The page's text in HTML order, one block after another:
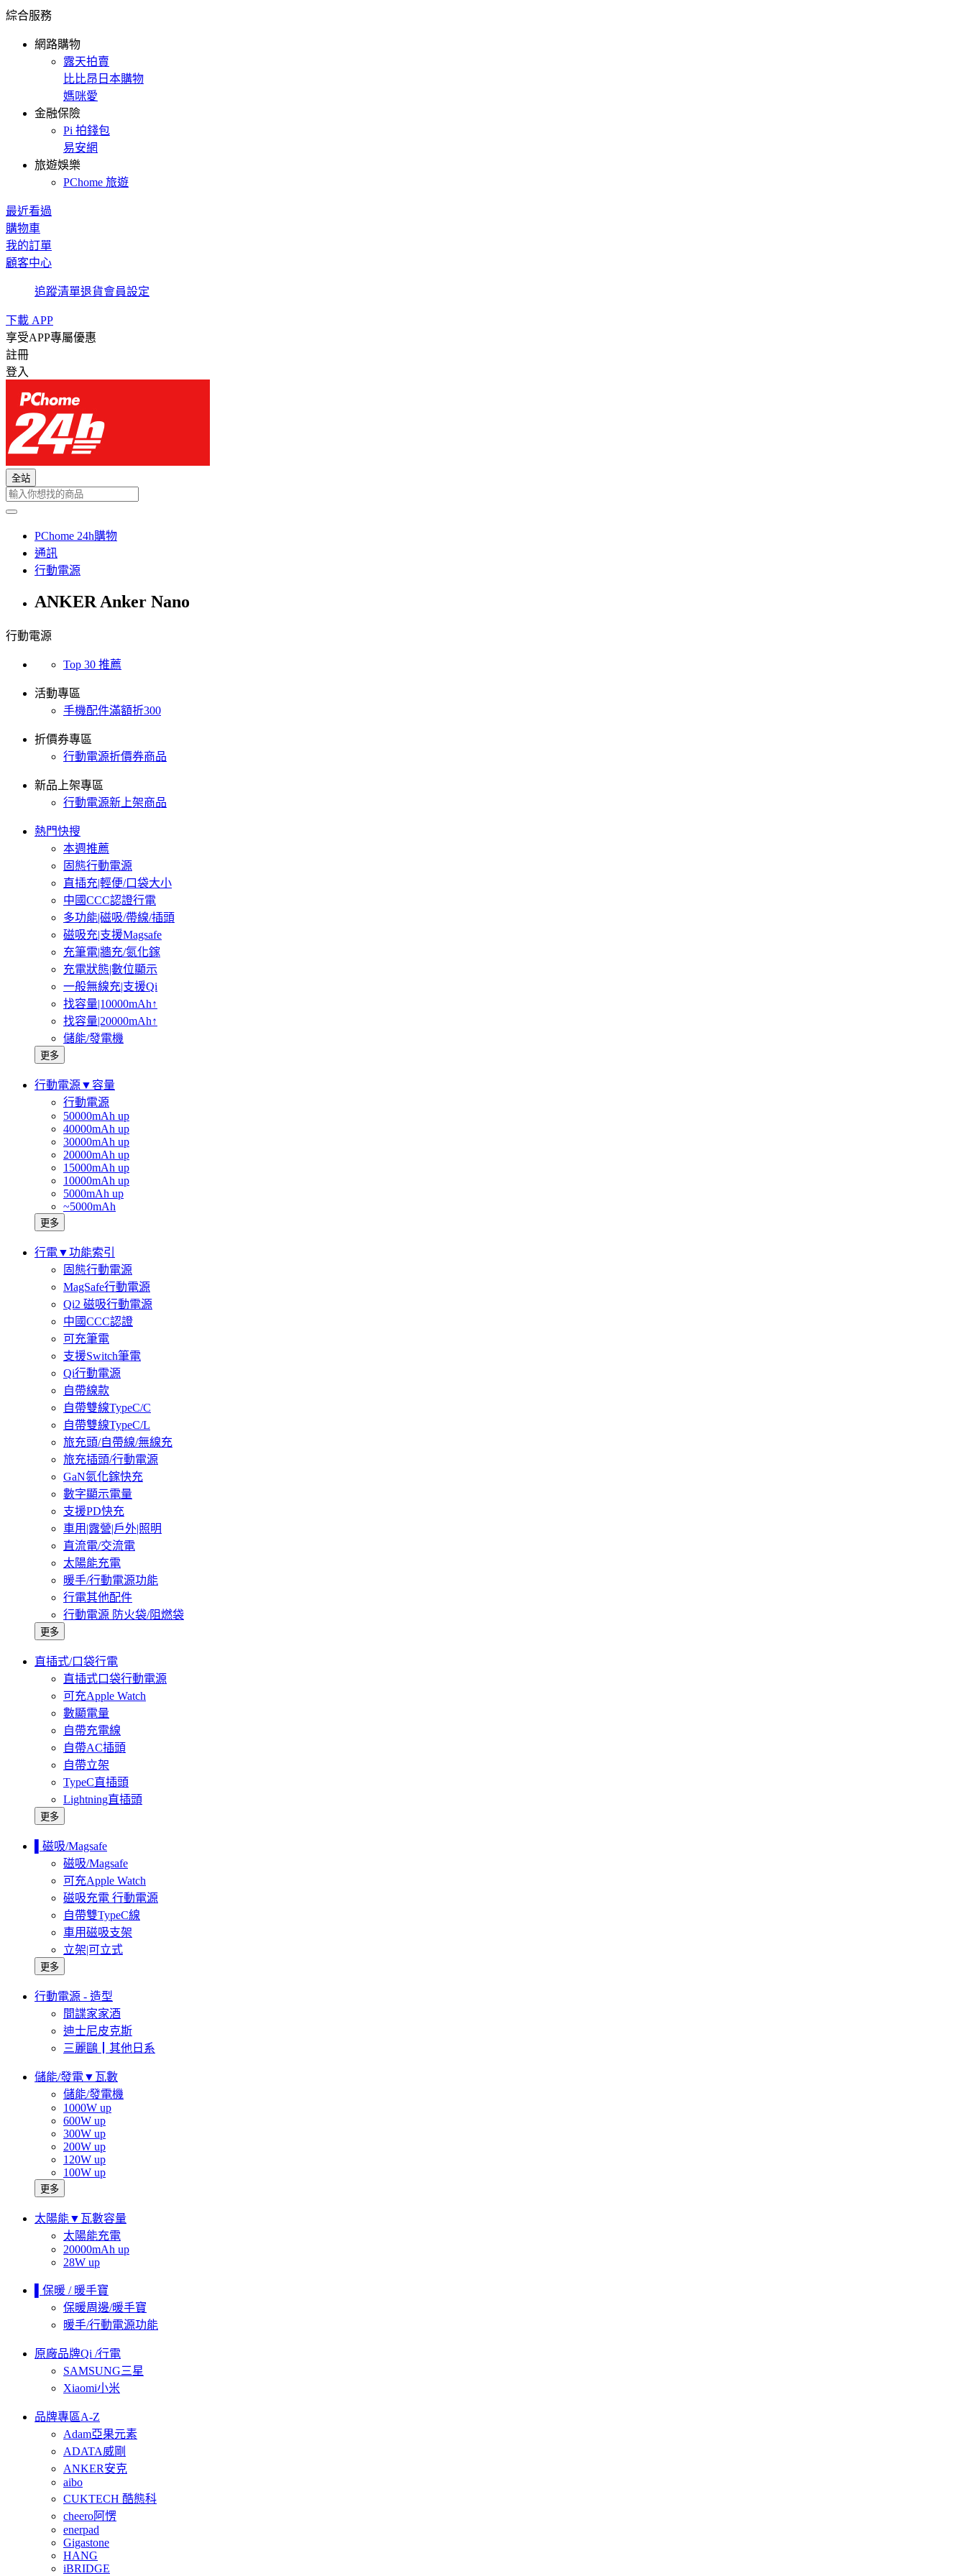
綜合服務
網路購物
露天拍賣
比比昂日本購物
媽咪愛
金融保險
Pi 拍錢包
易安網
旅遊娛樂
PChome 旅遊
最近看過
購物車
我的訂單
顧客中心
追蹤清單退貨會員設定
下載 APP
享受APP專屬優惠
註冊
登入
全站
PChome 24h購物
通訊
行動電源
ANKER Anker Nano
行動電源
Top 30 推薦
活動專區
手機配件滿額折300
折價券專區
行動電源折價券商品
新品上架專區
行動電源新上架商品
熱門快搜
本週推薦
固態行動電源
直插充|輕便/口袋大小
中國CCC認證行電
多功能|磁吸/帶線/插頭
磁吸充|支援Magsafe
充筆電|牆充/氮化鎵
充電狀態|數位顯示
一般無線充|支援Qi
找容量|10000mAh↑
找容量|20000mAh↑
儲能/發電機
更多
行動電源▼容量
行動電源
50000mAh up
40000mAh up
30000mAh up
20000mAh up
15000mAh up
10000mAh up
5000mAh up
~5000mAh
更多
行電▼功能索引
固態行動電源
MagSafe行動電源
Qi2 磁吸行動電源
中國CCC認證
可充筆電
支援Switch筆電
Qi行動電源
自帶線款
自帶雙線TypeC/C
自帶雙線TypeC/L
旅充頭/自帶線/無線充
旅充插頭/行動電源
GaN氮化鎵快充
數字顯示電量
支援PD快充
車用|露營|戶外|照明
直流電/交流電
太陽能充電
暖手/行動電源功能
行電其他配件
行動電源 防火袋/阻燃袋
更多
直插式/口袋行電
直插式口袋行動電源
可充Apple Watch
數顯電量
自帶充電線
自帶AC插頭
自帶立架
TypeC直插頭
Lightning直插頭
更多
▌磁吸/Magsafe
磁吸/Magsafe
可充Apple Watch
磁吸充電 行動電源
自帶雙TypeC線
車用磁吸支架
立架|可立式
更多
行動電源 - 造型
間諜家家酒
迪士尼皮克斯
三麗鷗┃其他日系
儲能/發電▼瓦數
儲能/發電機
1000W up
600W up
300W up
200W up
120W up
100W up
更多
太陽能▼瓦數容量
太陽能充電
20000mAh up
28W up
▌保暖 / 暖手寶
保暖周邊/暖手寶
暖手/行動電源功能
原廠品牌Qi /行電
SAMSUNG三星
Xiaomi小米
品牌專區A-Z
Adam亞果元素
ADATA威剛
ANKER安克
aibo
CUKTECH 酷態科
cheero阿愣
enerpad
Gigastone
HANG
iBRIDGE